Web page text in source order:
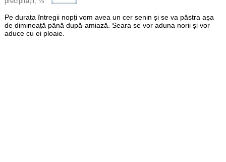
Pe durata întregii nopți vom avea un cer senin și se va păstra așa
de dimineață până după-amiază. Seara se vor aduna norii și vor
aduce cu ei ploaie.